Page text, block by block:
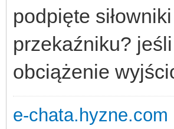
podpięte
przekaźniku?
obciążenie
e-chata.hyzne.com